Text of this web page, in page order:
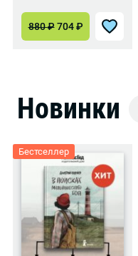
880₽ 704₽
Новинки
Бестселлер